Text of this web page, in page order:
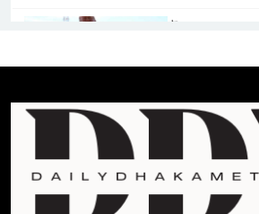
ট্রাম্পের ৪০
শেখ হাসিনার
সমর্থন নেই :
শেখ হাসিনা